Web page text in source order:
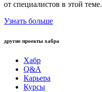
от специалистов в этой теме.
Узнать больше
другие проекты хабра
Хабр
Q&A
Карьера
Курсы